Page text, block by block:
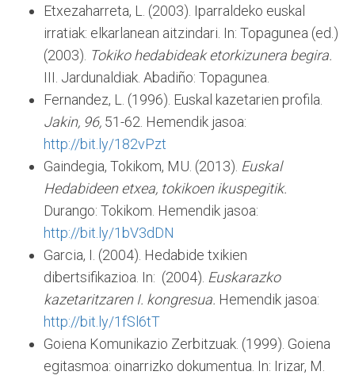
Etxezaharreta, L. (2003). Iparraldeko euskal
irratiak: elkarlanean aitzindari. In: Topagunea (ed.)
(2003). Tokiko hedabideak etorkizunera begira.
III. Jardunaldiak. Abadiño: Topagunea.
Fernandez, L. (1996). Euskal kazetarien profila.
Jakin, 96, 51-62. Hemendik jasoa:
http://bit.ly/182vPzt
Gaindegia, Tokikom, MU. (2013). Euskal
Hedabideen etxea, tokikoen ikuspegitik.
Durango: Tokikom. Hemendik jasoa:
http://bit.ly/1bV3dDN
Garcia, I. (2004). Hedabide txikien
dibertsifikazioa. In: (2004). Euskarazko
kazetaritzaren I. kongresua. Hemendik jasoa:
http://bit.ly/1fSl6tT
Goiena Komunikazio Zerbitzuak. (1999). Goiena
egitasmoa: oinarrizko dokumentua. In: Irizar, M.